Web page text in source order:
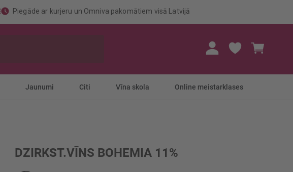
Piegāde ar kurjeru un Omniva pakomātiem visā Latvijā
Jaunumi Citi Vīna skola Online meistarklases
DZIRKST.VĪNS BOHEMIA 11%